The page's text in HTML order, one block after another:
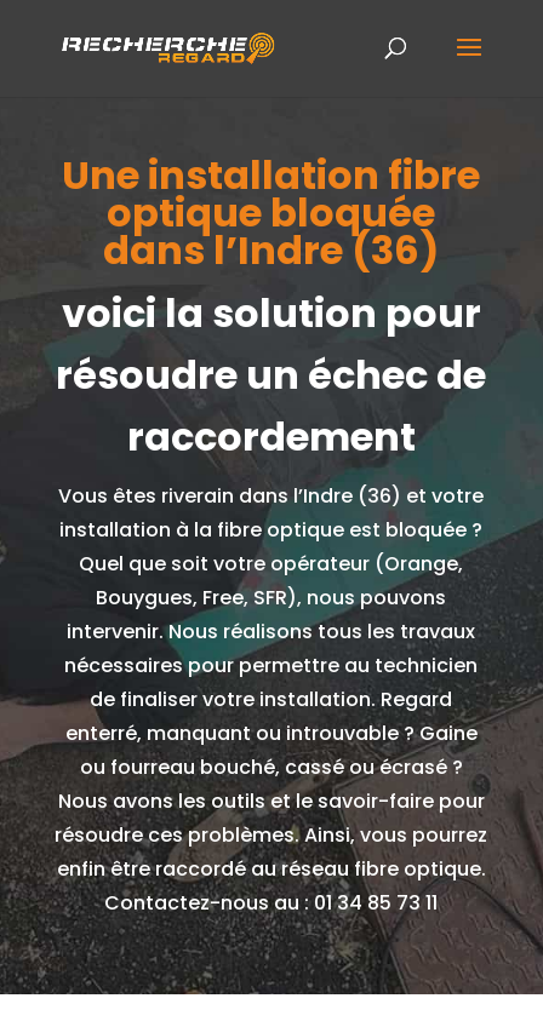
Une installation fibre
optique bloquée
dans l’Indre (36)
voici la solution pour
résoudre un échec de
raccordement
Vous êtes riverain dans l’Indre (36) et votre
installation à la fibre optique est bloquée ?
Quel que soit votre opérateur (Orange,
Bouygues, Free, SFR), nous pouvons
intervenir. Nous réalisons tous les travaux
nécessaires pour permettre au technicien
de finaliser votre installation. Regard
enterré, manquant ou introuvable ? Gaine
ou fourreau bouché, cassé ou écrasé ?
Nous avons les outils et le savoir-faire pour
résoudre ces problèmes. Ainsi, vous pourrez
enfin être raccordé au réseau fibre optique.
Contactez-nous au : 01 34 85 73 11